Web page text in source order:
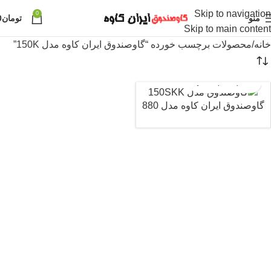
Skip to navigation
Skip to main content
منو 0 تومان
خانه محصولات برچسب خورده “گاوصندوق ایران کاوه مدل 150K”
گاوصندوق ایران کاوه مدل 880